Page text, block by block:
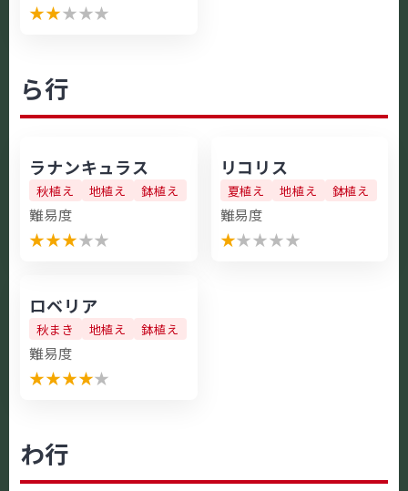
★★★★★
ら行
ラナンキュラス
秋植え 地植え 鉢植え
難易度
★★★★★
リコリス
夏植え 地植え 鉢植え
難易度
★★★★★
ロベリア
秋まき 地植え 鉢植え
難易度
★★★★★
わ行